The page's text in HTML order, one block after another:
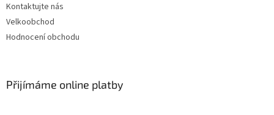
Kontaktujte nás
Velkoobchod
Hodnocení obchodu
Přijímáme online platby